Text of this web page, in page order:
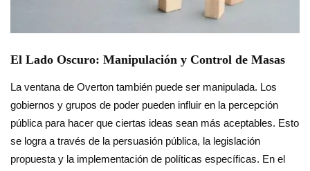
El Lado Oscuro: Manipulación y Control de Masas
La ventana de Overton también puede ser manipulada. Los
gobiernos y grupos de poder pueden influir en la percepción
pública para hacer que ciertas ideas sean más aceptables. Esto
se logra a través de la persuasión pública, la legislación
propuesta y la implementación de políticas específicas. En el